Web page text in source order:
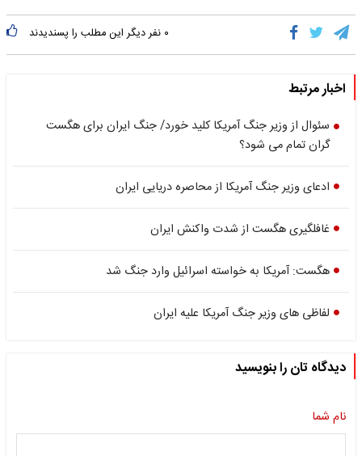
۰ نفر دیگر این مطلب را پسندیدند
اخبار مرتبط
سئوال از وزیر جنگ آمریکا کلید خورد/ جنگ ایران برای هگست
گران تمام می شود؟
ادعای وزیر جنگ آمریکا از محاصره دریایی ایران
غافلگیری هگست از شدت واکنش ایران
هگست: آمریکا به خواسته اسرائیل وارد جنگ شد
لفاظی های وزیر جنگ آمریکا علیه ایران
دیدگاه تان را بنویسید
نام شما